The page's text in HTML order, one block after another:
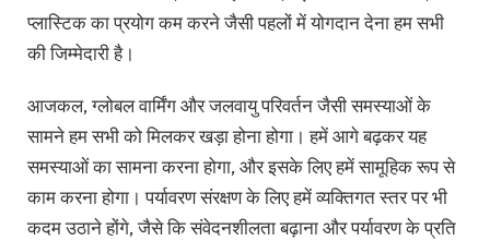
प्लास्टिक का प्रयोग कम करने जैसी पहलों में योगदान देना हम सभी
की जिम्मेदारी है।
आजकल, ग्लोबल वार्मिंग और जलवायु परिवर्तन जैसी समस्याओं के
सामने हम सभी को मिलकर खड़ा होना होगा। हमें आगे बढ़कर यह
समस्याओं का सामना करना होगा, और इसके लिए हमें सामूहिक रूप से
काम करना होगा। पर्यावरण संरक्षण के लिए हमें व्यक्तिगत स्तर पर भी
कदम उठाने होंगे, जैसे कि संवेदनशीलता बढ़ाना और पर्यावरण के प्रति